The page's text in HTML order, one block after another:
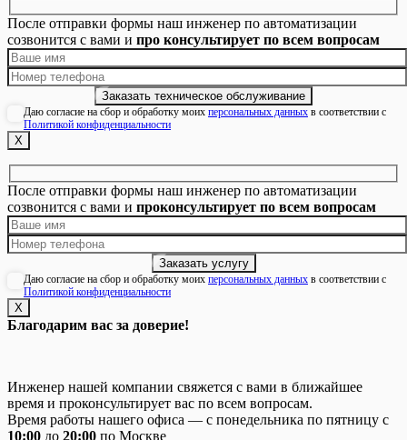
После отправки формы наш инженер по автоматизации
созвонится с вами и про консультирует по всем вопросам
Даю согласие на сбор и обработку моих персональных данных в соответствии с
Политикой конфиденциальности
Х
После отправки формы наш инженер по автоматизации
созвонится с вами и проконсультирует по всем вопросам
Даю согласие на сбор и обработку моих персональных данных в соответствии с
Политикой конфиденциальности
Х
Благодарим вас за доверие!
Инженер нашей компании свяжется с вами в ближайшее
время и проконсультирует вас по всем вопросам.
Время работы нашего офиса — с понедельника по пятницу с
10:00 до 20:00 по Москве